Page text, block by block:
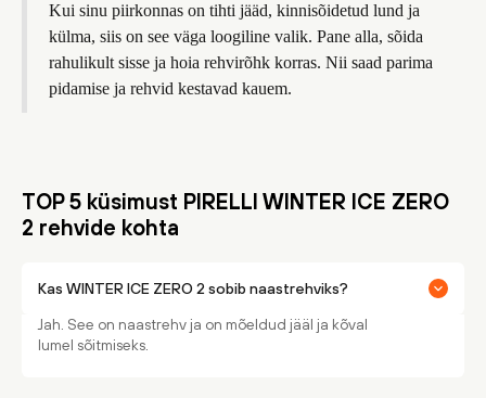
Kui sinu piirkonnas on tihti jääd, kinnisõidetud lund ja
külma, siis on see väga loogiline valik. Pane alla, sõida
rahulikult sisse ja hoia rehvirõhk korras. Nii saad parima
pidamise ja rehvid kestavad kauem.
TOP 5 küsimust PIRELLI WINTER ICE ZERO
2 rehvide kohta
Kas WINTER ICE ZERO 2 sobib naastrehviks?
Jah. See on naastrehv ja on mõeldud jääl ja kõval
lumel sõitmiseks.